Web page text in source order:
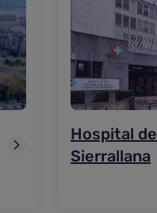
Hospital de
Sierrallana